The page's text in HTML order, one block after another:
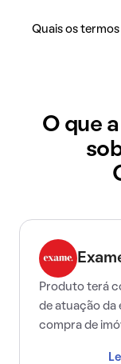
Quais os
O que
Produto terá
de atuação da
compra de